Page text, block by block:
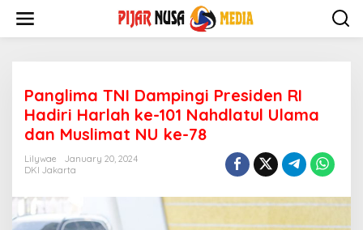
content
Panglima TNI Dampingi Presiden RI
Hadiri Harlah ke-101 Nahdlatul Ulama
dan Muslimat NU ke-78
Lilywae
January 20, 2024
DKI Jakarta